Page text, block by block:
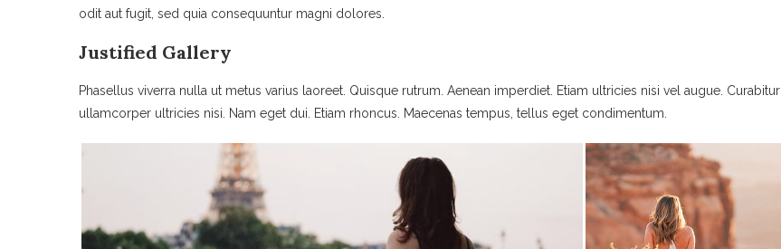
odit aut fugit, sed quia consequuntur magni dolores.
Justified Gallery
Phasellus viverra nulla ut metus varius laoreet. Quisque rutrum. Aenean imperdiet. Etiam ultricies nisi vel augue. Curabitur
ullamcorper ultricies nisi. Nam eget dui. Etiam rhoncus. Maecenas tempus, tellus eget condimentum.